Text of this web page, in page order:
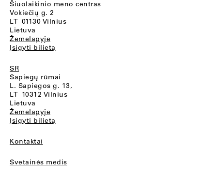
Šiuolaikinio meno centras
Vokiečių g. 2
LT–01130 Vilnius
Lietuva
Žemėlapyje
Įsigyti bilietą
SR
Sapiegų rūmai
L. Sapiegos g. 13,
LT–10312 Vilnius
Lietuva
Žemėlapyje
Įsigyti bilietą
Kontaktai
Svetainės medis